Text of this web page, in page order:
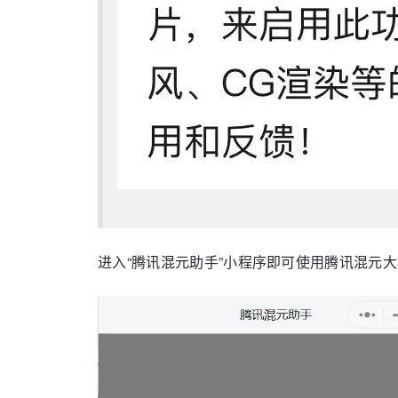
进入“腾讯混元助手”小程序即可使用腾讯混元